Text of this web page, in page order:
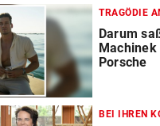
TRAGÖDIE
Darum
Machinek
Porsche
BEI IHREN